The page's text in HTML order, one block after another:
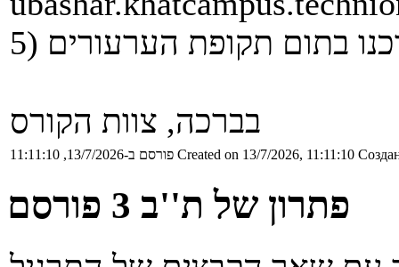
בברכה, צוות הקורס
פורסם ב-13/7/2026, 11:11:10 Created on 13/7/2026, 11:11:10
פתרון של ת''ב 3 פורסם